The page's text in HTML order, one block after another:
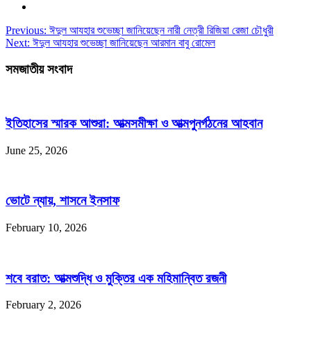
Previous: ঈদুল আযহার শুভেচ্ছা জানিয়েছেন নারী নেত্রী রিজিয়া রেজা চৌধুরী
Next: ঈদুল আযহার শুভেচ্ছা জানিয়েছেন আরমান বাবু রোমেল
সমজাতীয় সংবাদ
ইতিহাসের স্মারক আশুরা: আত্মসমীক্ষা ও আত্মপুনর্গঠনের আহবান
June 25, 2026
ভোটে ন্যায়, শাসনে ইনসাফ
February 10, 2026
শবে বরাত: আত্মশুদ্ধি ও মুক্তির এক মহিমান্বিত রজনী
February 2, 2026